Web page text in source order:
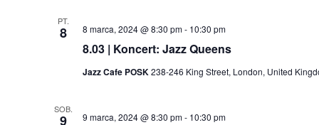
PT.
8
8.03 | Koncert: Jazz Queens
8 marca, 2024 @ 8:30 pm- 10:30 pm
Jazz Cafe POSK238-246 King Street, London, United
SOB.
9 9 marca, 2024 @ 8:30 pm- 10:30 pm